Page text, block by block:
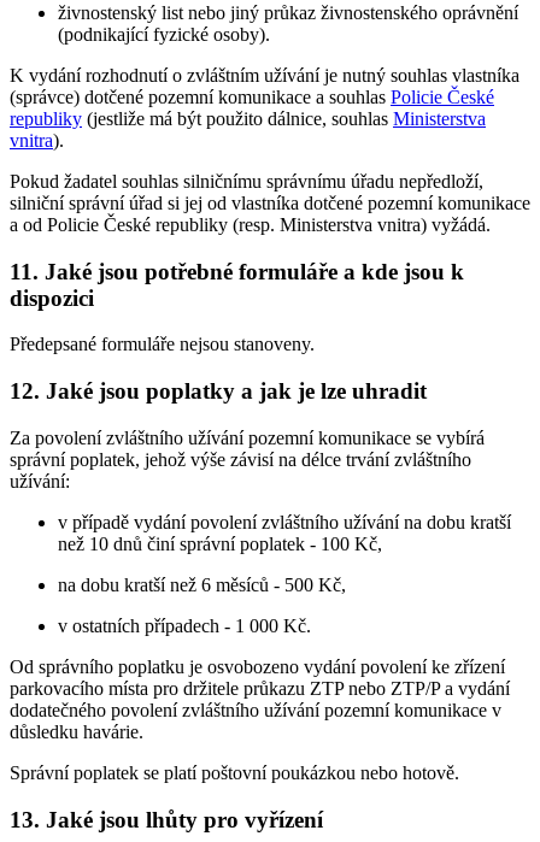
živnostenský list nebo jiný průkaz živnostenského oprávnění
(podnikající fyzické osoby).
K vydání rozhodnutí o zvláštním užívání je nutný souhlas vlastníka
(správce) dotčené pozemní komunikace a souhlas Policie České
republiky (jestliže má být použito dálnice, souhlas Ministerstva
vnitra).
Pokud žadatel souhlas silničnímu správnímu úřadu nepředloží,
silniční správní úřad si jej od vlastníka dotčené pozemní komunikace
a od Policie České republiky (resp. Ministerstva vnitra) vyžádá.
11. Jaké jsou potřebné formuláře a kde jsou k
dispozici
Předepsané formuláře nejsou stanoveny.
12. Jaké jsou poplatky a jak je lze uhradit
Za povolení zvláštního užívání pozemní komunikace se vybírá
správní poplatek, jehož výše závisí na délce trvání zvláštního
užívání:
v případě vydání povolení zvláštního užívání na dobu kratší
než 10 dnů činí správní poplatek - 100 Kč,
na dobu kratší než 6 měsíců - 500 Kč,
v ostatních případech - 1 000 Kč.
Od správního poplatku je osvobozeno vydání povolení ke zřízení
parkovacího místa pro držitele průkazu ZTP nebo ZTP/P a vydání
dodatečného povolení zvláštního užívání pozemní komunikace v
důsledku havárie.
Správní poplatek se platí poštovní poukázkou nebo hotově.
13. Jaké jsou lhůty pro vyřízení